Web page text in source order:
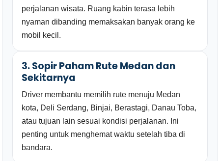
perjalanan wisata. Ruang kabin terasa lebih
nyaman dibanding memaksakan banyak orang ke
mobil kecil.
3. Sopir Paham Rute Medan dan
Sekitarnya
Driver membantu memilih rute menuju Medan
kota, Deli Serdang, Binjai, Berastagi, Danau Toba,
atau tujuan lain sesuai kondisi perjalanan. Ini
penting untuk menghemat waktu setelah tiba di
bandara.